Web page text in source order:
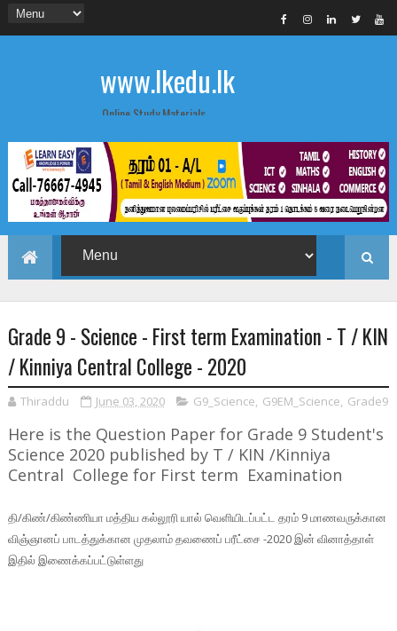
www.lkedu.lk
Online Study Materials
Grade 9 - Science - First term Examination - T / KIN
/ Kinniya Central College - 2020
Thiraddu June 03, 2020 G9_Science, G9EM_Science, Grade9
Here is the Question Paper for Grade 9 Student's
Science 2020 published by T / KIN /Kinniya
Central College for First term Examination
தி/கிண்/கிண்ணியா மத்திய கல்லூரி யால் வெளியிடப்பட்ட தரம் 9 மாணவருக்கான
விஞ்ஞானப் பாடத்துக்கான முதலாம் தவணைப் பரீட்சை -2020 இன் வினாத்தாள்
இதில் இணைக்கப்பட்டுள்ளது